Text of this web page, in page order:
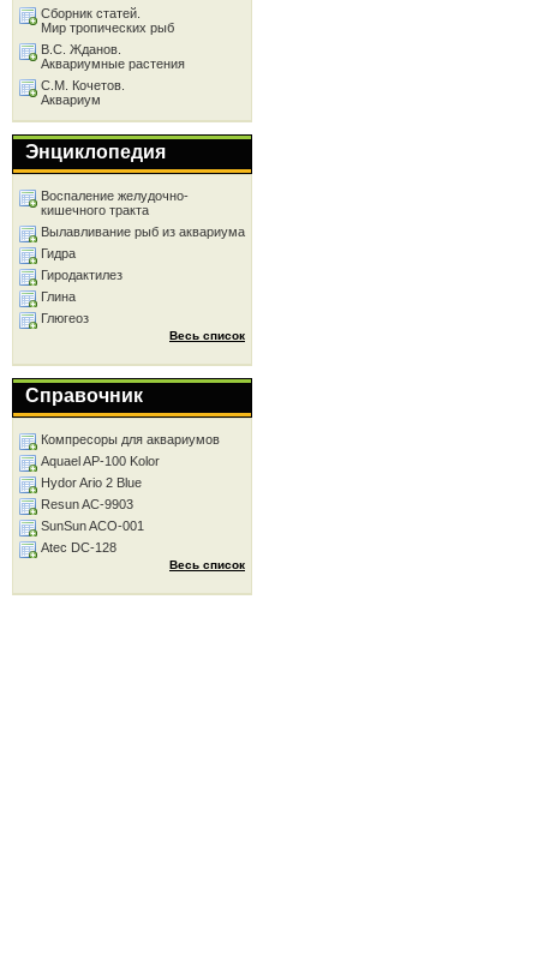
Сборник статей.
Мир тропических рыб
В.С. Жданов.
Аквариумные растения
С.М. Кочетов.
Аквариум
Энциклопедия
Воспаление желудочно-
кишечного тракта
Вылавливание рыб из аквариума
Гидра
Гиродактилез
Глина
Глюгеоз
Весь список
Справочник
Компресоры для аквариумов
Aquael AP-100 Kolor
Hydor Ario 2 Blue
Resun AC-9903
SunSun ACO-001
Atec DC-128
Весь список